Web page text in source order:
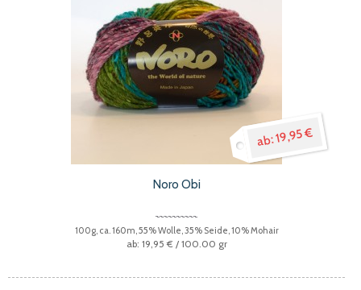
19,95 €
Noro Obi
100g, ca. 160m, 55% Wolle, 35% Seide, 10% Mohair
19,95 € / 100.00 gr